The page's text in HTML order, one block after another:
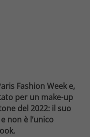
Fashion Week e,
per un make-up
del 2022: il suo
non è l’unico